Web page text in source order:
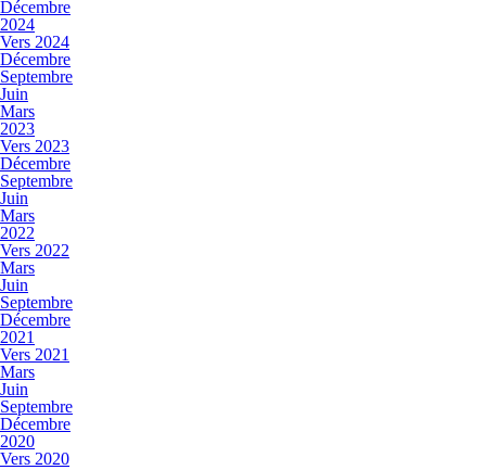
Décembre
2024
Vers 2024
Décembre
Septembre
Juin
Mars
2023
Vers 2023
Décembre
Septembre
Juin
Mars
2022
Vers 2022
Mars
Juin
Septembre
Décembre
2021
Vers 2021
Mars
Juin
Septembre
Décembre
2020
Vers 2020